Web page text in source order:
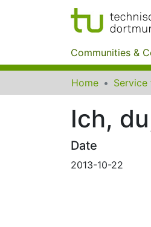
Communities &
Home
Ich,
Date
2013-10-22